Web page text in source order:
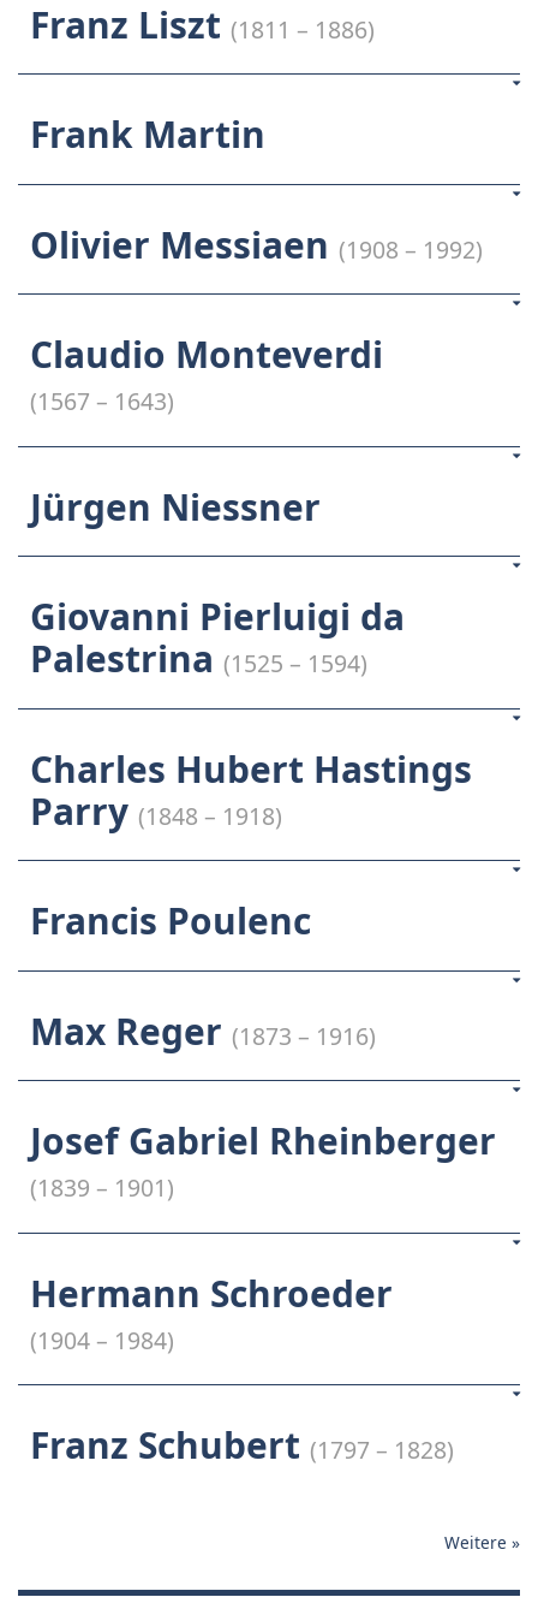
Franz Liszt (1811 – 1886)
Frank Martin
Olivier Messiaen (1908 – 1992)
Claudio Monteverdi
(1567 – 1643)
Jürgen Niessner
Giovanni Pierluigi da
Palestrina (1525 – 1594)
Charles Hubert Hastings
Parry (1848 – 1918)
Francis Poulenc
Max Reger (1873 – 1916)
Josef Gabriel Rheinberger
(1839 – 1901)
Hermann Schroeder
(1904 – 1984)
Franz Schubert (1797 – 1828)
Weitere »